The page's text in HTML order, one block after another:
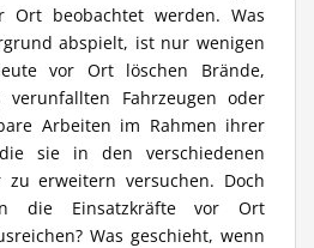
Ort beobachtet werden. Was
abspielt, ist nur wenigen
vor Ort löschen Brände,
verunfallten Fahrzeugen oder
Arbeiten im Rahmen ihrer
sie in den verschiedenen
erweitern versuchen. Doch
die Einsatzkräfte vor Ort
Was geschieht, wenn